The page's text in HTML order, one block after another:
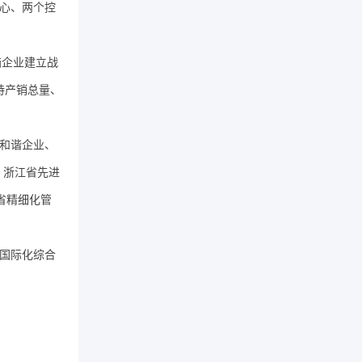
、两个控
业建立战
销总量、
谐企业、
江省先进
精细化管
际化综合